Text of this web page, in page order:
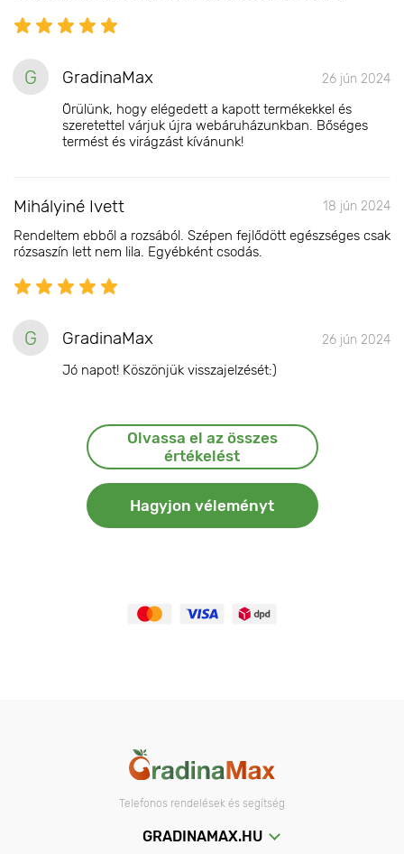
G GradinaMax 26 jún 2024
Örülünk, hogy elégedett a kapott termékekkel és
szeretettel várjuk újra webáruházunkban. Bőséges
termést és virágzást kívánunk!
Mihályiné Ivett 18 jún 2024
Rendeltem ebből a rozsából. Szépen fejlődött egészséges csak
rózsaszín lett nem lila. Egyébként csodás.
G GradinaMax 26 jún 2024
Jó napot! Köszönjük visszajelzését:)
Olvassa el az összes
értékelést
Hagyjon véleményt
Telefonos rendelések és segítség
GRADINAMAX.HU